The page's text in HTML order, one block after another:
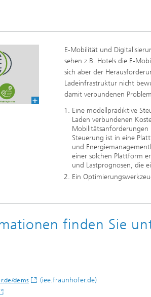
E-Mobilität und
sehen z.B. Hotels die E-
sich aber der
Ladeinfrastruktur nicht
damit verbundenen
Eine modellprädiktive
Laden verbundenen
Steuerung ist in eine
und
einer solchen Plattform
und Lastprognosen, die
Ein
finden Sie
dems (iee.fraunhofer.de)